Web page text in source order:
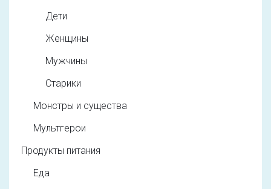
Дети
Женщины
Мужчины
Старики
Монстры и существа
Мультгерои
Продукты питания
Еда